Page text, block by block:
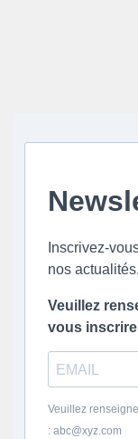
Inscrivez-
nos actualités.
Veuillez
vous inscrire
Veuillez
: abc@xyz.com